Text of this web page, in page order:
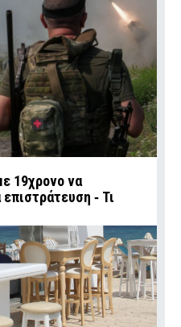
19χρονο να
επιστράτευση ‑ Τι